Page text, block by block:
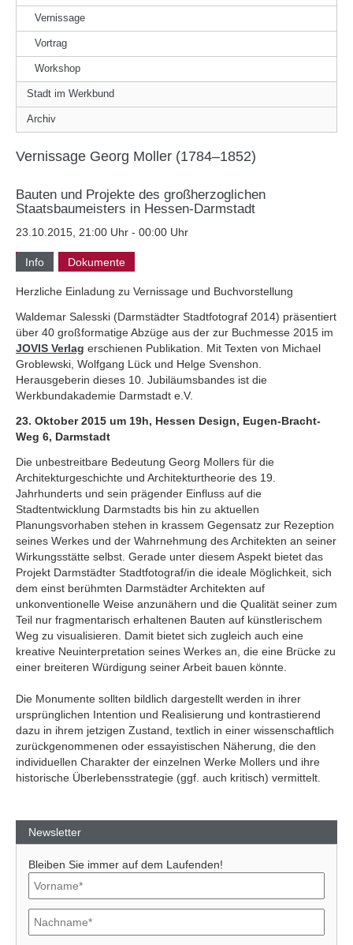
Vernissage
Vortrag
Workshop
Stadt im Werkbund
Archiv
Vernissage Georg Moller (1784–1852)
Bauten und Projekte des großherzoglichen
Staatsbaumeisters in Hessen-Darmstadt
23.10.2015, 21:00 Uhr - 00:00 Uhr
Info Dokumente
Herzliche Einladung zu Vernissage und Buchvorstellung
Waldemar Salesski (Darmstädter Stadtfotograf 2014) präsentiert
über 40 großformatige Abzüge aus der zur Buchmesse 2015 im
JOVIS Verlag erschienen Publikation. Mit Texten von Michael
Groblewski, Wolfgang Lück und Helge Svenshon.
Herausgeberin dieses 10. Jubiläumsbandes ist die
Werkbundakademie Darmstadt e.V.
23. Oktober 2015 um 19h, Hessen Design, Eugen-Bracht-
Weg 6, Darmstadt
Die unbestreitbare Bedeutung Georg Mollers für die
Architekturgeschichte und Architekturtheorie des 19.
Jahrhunderts und sein prägender Einfluss auf die
Stadtentwicklung Darmstadts bis hin zu aktuellen
Planungsvorhaben stehen in krassem Gegensatz zur Rezeption
seines Werkes und der Wahrnehmung des Architekten an seiner
Wirkungsstätte selbst. Gerade unter diesem Aspekt bietet das
Projekt Darmstädter Stadtfotograf/in die ideale Möglichkeit, sich
dem einst berühmten Darmstädter Architekten auf
unkonventionelle Weise anzunähern und die Qualität seiner zum
Teil nur fragmentarisch erhaltenen Bauten auf künstlerischem
Weg zu visualisieren. Damit bietet sich zugleich auch eine
kreative Neuinterpretation seines Werkes an, die eine Brücke zu
einer breiteren Würdigung seiner Arbeit bauen könnte.
Die Monumente sollten bildlich dargestellt werden in ihrer
ursprünglichen Intention und Realisierung und kontrastierend
dazu in ihrem jetzigen Zustand, textlich in einer wissenschaftlich
zurückgenommenen oder essayistischen Näherung, die den
individuellen Charakter der einzelnen Werke Mollers und ihre
historische Überlebensstrategie (ggf. auch kritisch) vermittelt.
Newsletter
Bleiben Sie immer auf dem Laufenden!